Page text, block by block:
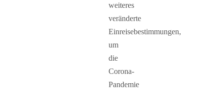
weiteres
veränderte
Einreisebestimmungen,
um
die
Corona-
Pandemie